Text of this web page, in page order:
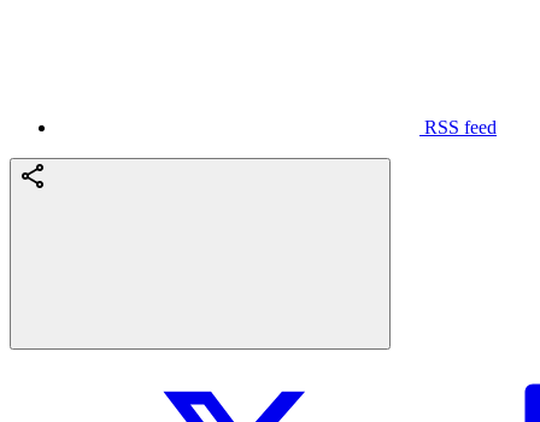
RSS feed